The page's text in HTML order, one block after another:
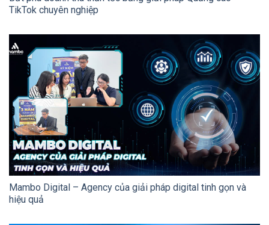
TikTok chuyên nghiệp
Mambo Digital – Agency của giải pháp digital tinh gọn và
hiệu quả